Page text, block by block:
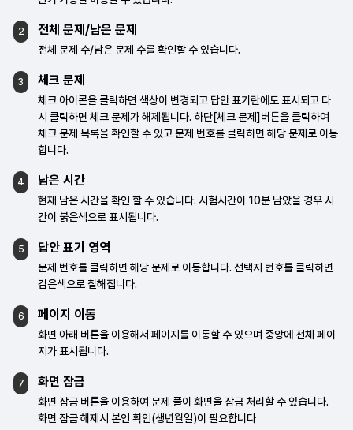
2 전체 문제/남은 문제
전체 문제 수/남은 문제 수를 확인할 수 있습니다.
3 체크 문제
체크 아이콘을 클릭하면 색상이 변경되고 답안표기란에도 표시되고 다
시 클릭하면 체크 문제가해제됩니다. 하단[체크 문제]버튼을 클릭하여
체크 문제목록을 확인할 수 있고 문제 번호를 클릭하면 해당문제로 이동
합니다.
4 남은 시간
현재 남은 시간을 확인 할 수 있습니다.시험시간이 10분 남았을 경우 시
간이 붉은색으로 표시됩니다.
5 답안 표기 영역
문제 번호를 클릭하면 해당 문제로 이동합니다.선택지 번호를 클릭하면
검은색으로칠해집니다.
6 페이지 이동
화면 아래 버튼을 이용해서 페이지를 이동할 수있으며 중앙에 전체 페이
지가 표시됩니다.
7 화면 잠금
화면 잠금 버튼을 이용하여 문제 풀이 화면을잠금 처리할 수 있습니다.
화면 잠금 해제시 본인 확인(생년월일)이 필요합니다